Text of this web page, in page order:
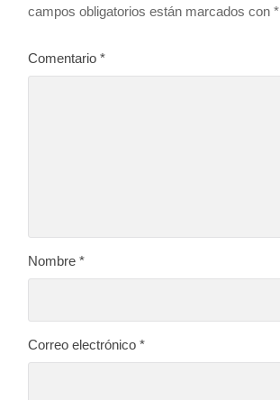
campos obligatorios están marcados con*
Comentario*
Nombre*
Correo electrónico*